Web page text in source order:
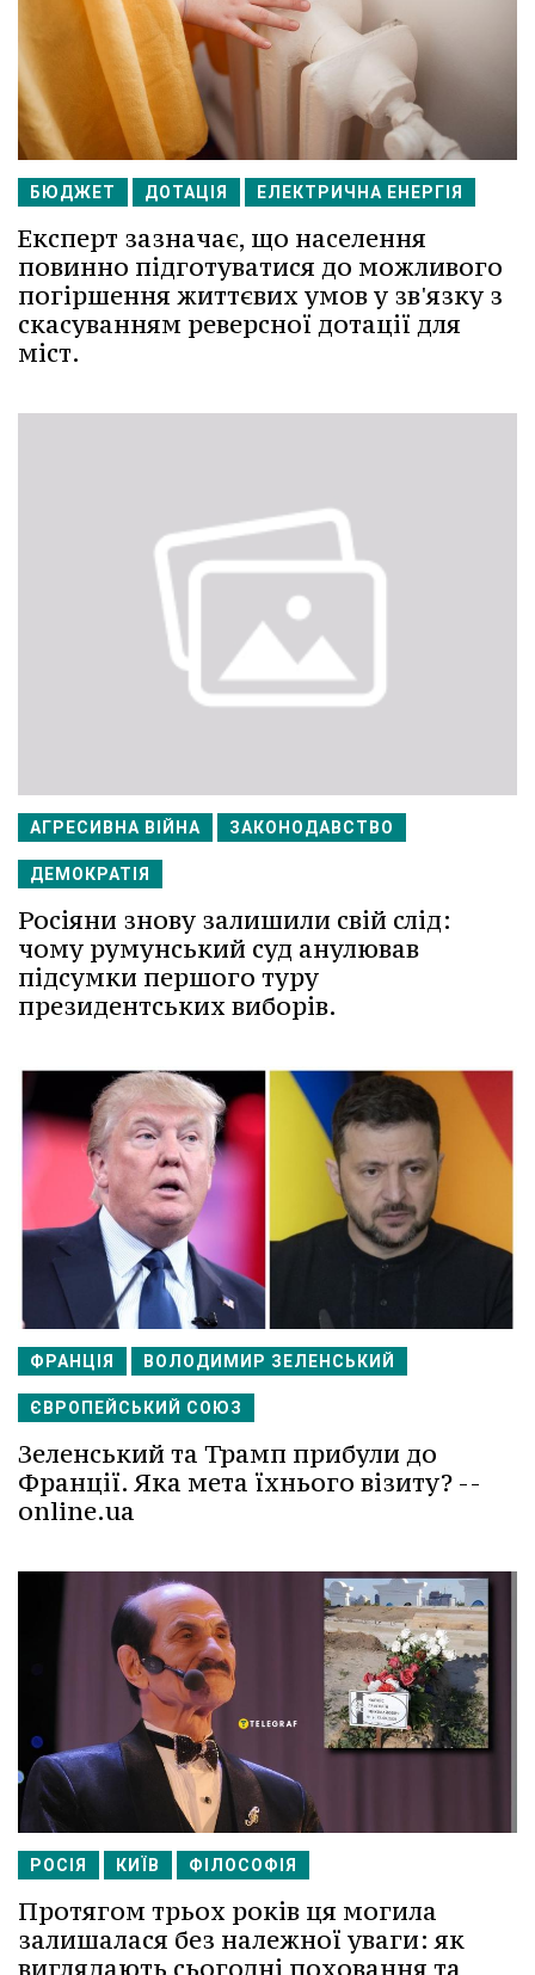
БЮДЖЕТ ДОТАЦІЯ ЕЛЕКТРИЧНА ЕНЕРГІЯ
Експерт зазначає, що населення
повинно підготуватися до можливого
погіршення життєвих умов у зв'язку з
скасуванням реверсної дотації для
міст.
АГРЕСИВНА ВІЙНА ЗАКОНОДАВСТВО
ДЕМОКРАТІЯ
Росіяни знову залишили свій слід:
чому румунський суд анулював
підсумки першого туру
президентських виборів.
ФРАНЦІЯ ВОЛОДИМИР ЗЕЛЕНСЬКИЙ
ЄВРОПЕЙСЬКИЙ СОЮЗ
Зеленський та Трамп прибули до
Франції. Яка мета їхнього візиту? --
online.ua
РОСІЯ КИЇВ ФІЛОСОФІЯ
Протягом трьох років ця могила
залишалася без належної уваги: як